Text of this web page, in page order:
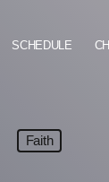
SCHEDULE
Faith